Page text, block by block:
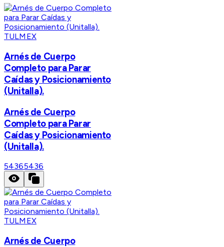
TULMEX
Arnés de Cuerpo
Completo para Parar
Caídas y Posicionamiento
(Unitalla).
Arnés de Cuerpo
Completo para Parar
Caídas y Posicionamiento
(Unitalla).
54365436
TULMEX
Arnés de Cuerpo